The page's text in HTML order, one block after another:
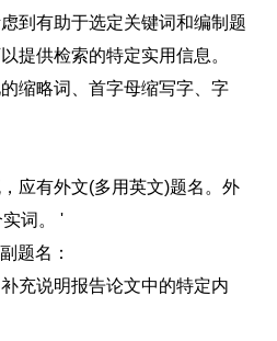
到有助于选定关键词和编制题
提供检索的特定实用信息。
缩略词、首字母缩写字、字
应有外文(多用英文)题名。外
词。 '
题名：
充说明报告论文中的特定内